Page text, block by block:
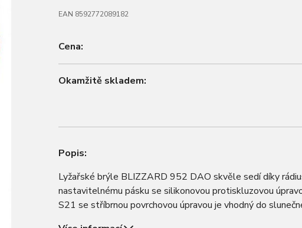
EAN 8592772089182
Cena:
Okamžitě skladem:
Popis:
Lyžařské brýle BLIZZARD 952 DAO skvěle sedí díky
nastavitelnému pásku se silikonovou protiskluzovou
S21 se stříbrnou povrchovou úpravou je vhodný do